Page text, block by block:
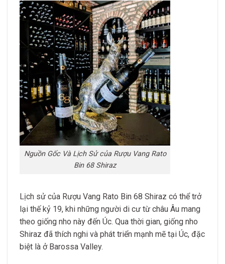
Nguồn Gốc Và Lịch Sử của Rượu Vang Rato
Bin 68 Shiraz
Lịch sử của Rượu Vang Rato Bin 68 Shiraz có thể trở
lại thế kỷ 19, khi những người di cư từ châu Âu mang
theo giống nho này đến Úc. Qua thời gian, giống nho
Shiraz đã thích nghi và phát triển mạnh mẽ tại Úc, đặc
biệt là ở Barossa Valley.